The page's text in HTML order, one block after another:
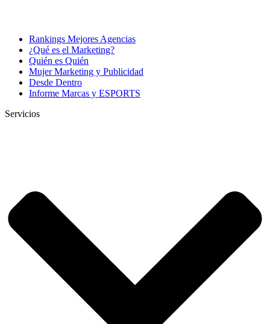
Rankings Mejores Agencias
¿Qué es el Marketing?
Quién es Quién
Mujer Marketing y Publicidad
Desde Dentro
Informe Marcas y ESPORTS
Servicios